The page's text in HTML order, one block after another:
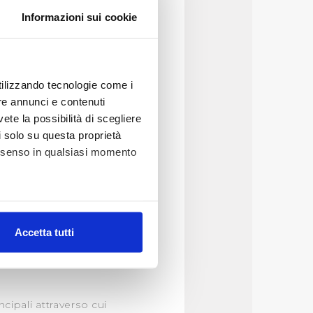
Informazioni sui cookie
tecnologie come i
annunci e contenuti
la possibilità di scegliere
su questa proprietà
in qualsiasi momento
(impronte
Accetta tutti
–
di fine
tempi previsti per le
per tutto il territorio
livelli di qualità
significativamente
nel corso del
attraverso cui